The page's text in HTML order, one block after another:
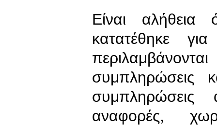
Είναι αλήθεια
κατατέθηκε
συμπληρώσεις
συμπληρώσεις
αναφορές,